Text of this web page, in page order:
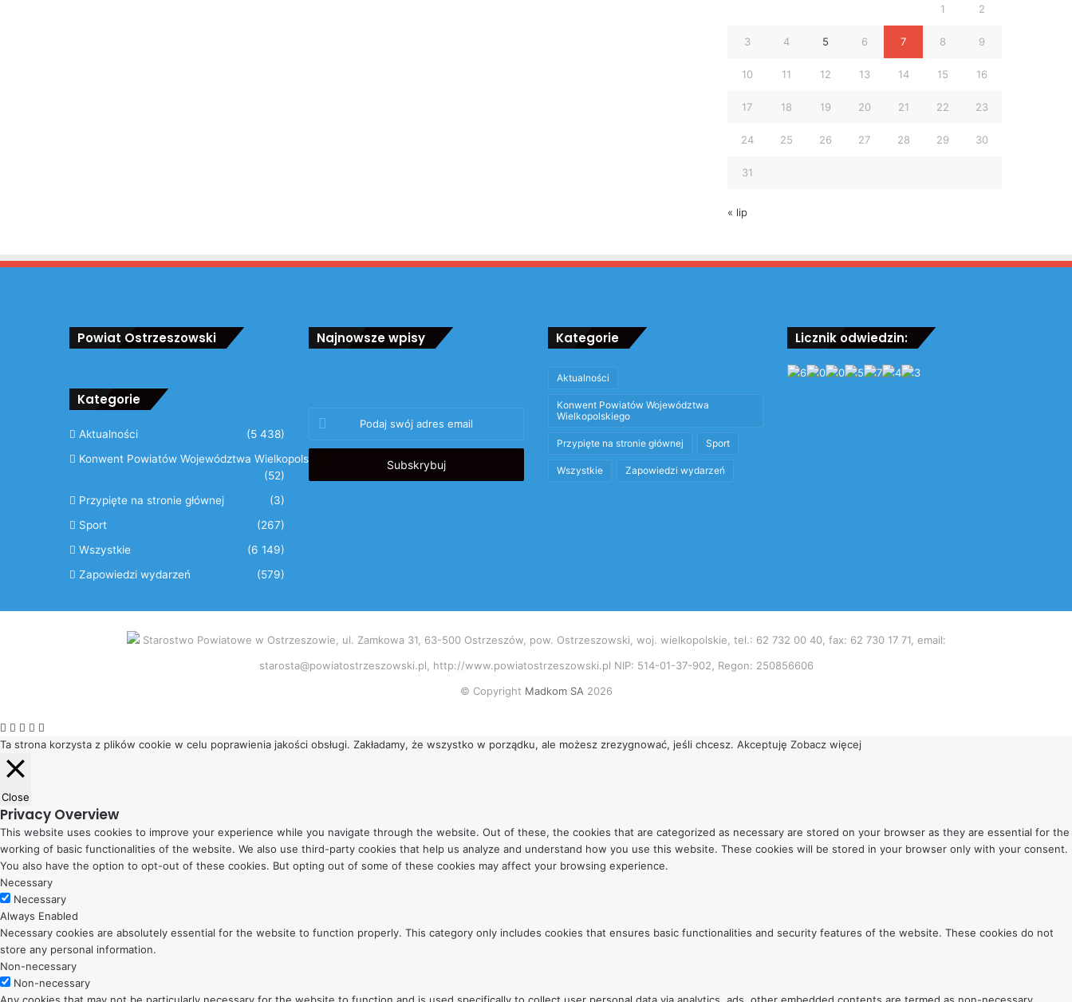
1 2
3 4 5 6 7 8 9
10 11 12 13 14 15 16
17 18 19 20 21 22 23
24 25 26 27 28 29 30
31
« lip
Powiat Ostrzeszowski
Kategorie
Aktualności
(5 438)
Konwent Powiatów Województwa Wielkopolskiego
(52)
Przypięte na stronie głównej
(3)
Sport
(267)
Wszystkie
(6 149)
Zapowiedzi wydarzeń
(579)
Najnowsze wpisy
Podaj
swój
adres
email
Kategorie
Aktualności
Konwent Powiatów Województwa
Wielkopolskiego
Przypięte na stronie głównej Sport
Wszystkie Zapowiedzi wydarzeń
Licznik odwiedzin:
Starostwo Powiatowe w Ostrzeszowie, ul. Zamkowa 31, 63-500 Ostrzeszów, pow. Ostrzeszowski, woj. wielkopolskie, tel.: 62 732 00 40, fax: 62 730 17 71, email:
starosta@powiatostrzeszowski.pl, http://www.powiatostrzeszowski.pl NIP: 514-01-37-902, Regon: 250856606
© Copyright Madkom SA2026
Facebook
Twitter
WhatsApp
Telegram
Ta strona korzysta z plików cookie w celu poprawienia jakości obsługi. Zakładamy, że wszystko w porządku, ale możesz zrezygnować, jeśli chcesz. Akceptuję Zobacz więcej
Close
Privacy Overview
This website uses cookies to improve your experience while you navigate through the website. Out of these, the cookies that are categorized as necessary are stored on your browser as they are essential for the
working of basic functionalities of the website. We also use third-party cookies that help us analyze and understand how you use this website. These cookies will be stored in your browser only with your consent.
You also have the option to opt-out of these cookies. But opting out of some of these cookies may affect your browsing experience.
Necessary
Necessary
Always Enabled
Necessary cookies are absolutely essential for the website to function properly. This category only includes cookies that ensures basic functionalities and security features of the website. These cookies do not
store any personal information.
Non-necessary
Non-necessary